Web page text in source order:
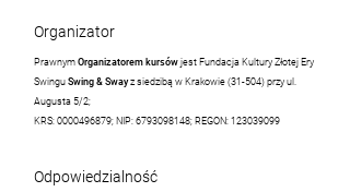
Organizator
Prawnym Organizatorem kursów jest Fundacja Kultury Złotej Ery
Swingu Swing & Swayz siedzibą w Krakowie (31-504) przy ul.
Augusta 5/2;
KRS: 0000496879; NIP: 6793098148; REGON: 123039099
Odpowiedzialność